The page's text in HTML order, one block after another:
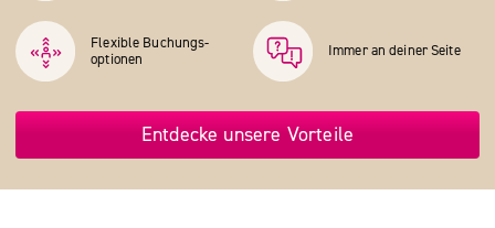
Flexible Buchungs­
optionen
Immer an deiner Seite
Entdecke unsere Vorteile